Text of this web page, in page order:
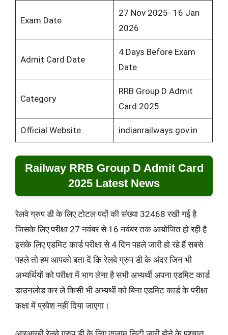
Exam Date
27 Nov 2025- 16 Jan
2026
Admit Card Date
4 Days Before Exam
Date
Category
RRB Group D Admit
Card 2025
Official Website indianrailways.gov.in
Railway RRB Group D Admit Card
2025 Latest News
रेलवे ग्रुप डी के लिए टोटल पदों की संख्या 32468 रखी गई है
जिसके लिए परीक्षा 27 नवंबर से 16 नवंबर तक आयोजित हो रही है
इसके लिए एडमिट कार्ड परीक्षा से 4 दिन पहले जारी हो रहे हैं सबसे
पहले तो हम आपको बता दें कि रेलवे ग्रुप डी के अंदर जिन भी
अभ्यर्थियों को परीक्षा में भाग लेना है सभी अभ्यर्थी अपना एडमिट कार्ड
डाउनलोड कर ले किसी भी अभ्यर्थी को बिना एडमिट कार्ड के परीक्षा
कक्षा में प्रवेश नहीं दिया जाएगा।